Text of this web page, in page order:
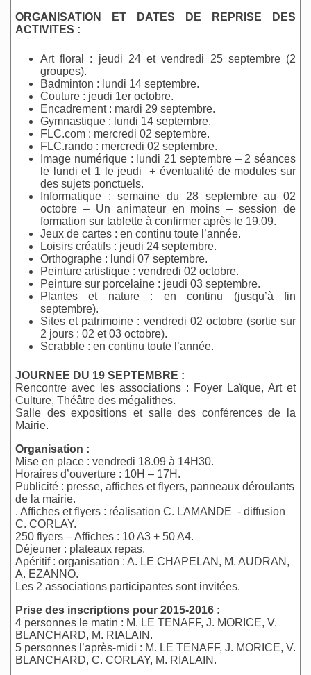
ORGANISATION ET DATES DE REPRISE DES
ACTIVITES :
Art floral : jeudi 24 et vendredi 25 septembre (2
groupes).
Badminton : lundi 14 septembre.
Couture : jeudi 1er octobre.
Encadrement : mardi 29 septembre.
Gymnastique : lundi 14 septembre.
FLC.com : mercredi 02 septembre.
FLC.rando : mercredi 02 septembre.
Image numérique : lundi 21 septembre – 2 séances
le lundi et 1 le jeudi + éventualité de modules sur
des sujets ponctuels.
Informatique : semaine du 28 septembre au 02
octobre – Un animateur en moins – session de
formation sur tablette à confirmer après le 19.09.
Jeux de cartes : en continu toute l’année.
Loisirs créatifs : jeudi 24 septembre.
Orthographe : lundi 07 septembre.
Peinture artistique : vendredi 02 octobre.
Peinture sur porcelaine : jeudi 03 septembre.
Plantes et nature : en continu (jusqu’à fin
septembre).
Sites et patrimoine : vendredi 02 octobre (sortie sur
2 jours : 02 et 03 octobre).
Scrabble : en continu toute l’année.
JOURNEE DU 19 SEPTEMBRE :
Rencontre avec les associations : Foyer Laïque, Art et
Culture, Théâtre des mégalithes.
Salle des expositions et salle des conférences de la
Mairie.
Organisation :
Mise en place : vendredi 18.09 à 14H30.
Horaires d’ouverture : 10H – 17H.
Publicité : presse, affiches et flyers, panneaux déroulants
de la mairie.
. Affiches et flyers : réalisation C. LAMANDE - diffusion
C. CORLAY.
250 flyers – Affiches : 10 A3 + 50 A4.
Déjeuner : plateaux repas.
Apéritif : organisation : A. LE CHAPELAN, M. AUDRAN,
A. EZANNO.
Les 2 associations participantes sont invitées.
Prise des inscriptions pour 2015-2016 :
4 personnes le matin : M. LE TENAFF, J. MORICE, V.
BLANCHARD, M. RIALAIN.
5 personnes l’après-midi : M. LE TENAFF, J. MORICE, V.
BLANCHARD, C. CORLAY, M. RIALAIN.